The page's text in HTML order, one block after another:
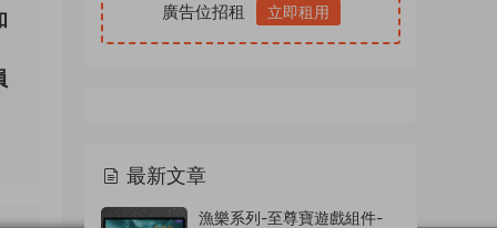
廣告位招租 立即租用
最新文章
漁樂系列-至尊寶遊戲組件-